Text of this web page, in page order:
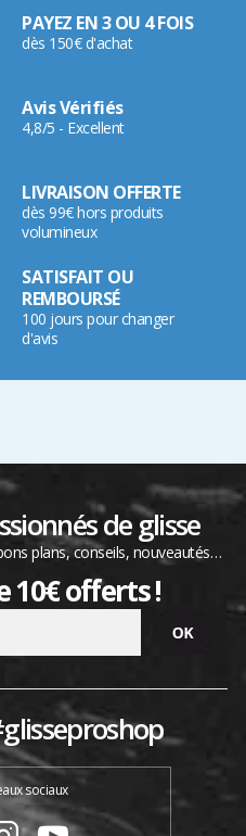
PAYEZ EN 3 OU 4 FOIS
dès 150€ d'achat
Avis Vérifiés
4,8/5 - Excellent
LIVRAISON OFFERTE
dès 99€ hors produits
volumineux
SATISFAIT OU
REMBOURSÉ
100 jours pour changer
d'avis
de glisse
plans, conseils, nouveautés…
10€ offerts !
sociaux